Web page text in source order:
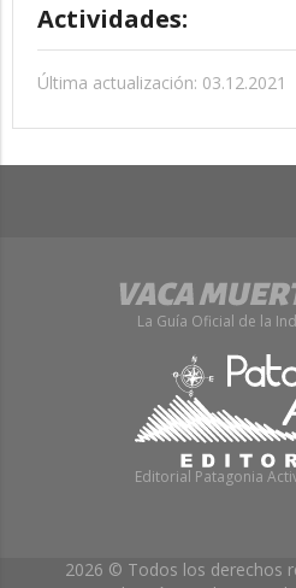
Actividades:
Última actualización: 03.12.2021
La Guía Oficial de la
Editorial Patagonia
2026 © Todos los derechos